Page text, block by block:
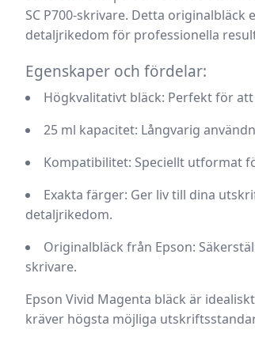
SC P700-skrivare. Detta
detaljrikedom för professionella
Egenskaper och fördelar:
Högkvalitativt bläck: Perfekt för
25 ml kapacitet: Långvarig
Kompatibilitet: Speciellt utformat
Exakta färger: Ger liv till dina
detaljrikedom.
Originalbläck från Epson:
skrivare.
Epson Vivid Magenta bläck är
kräver högsta möjliga